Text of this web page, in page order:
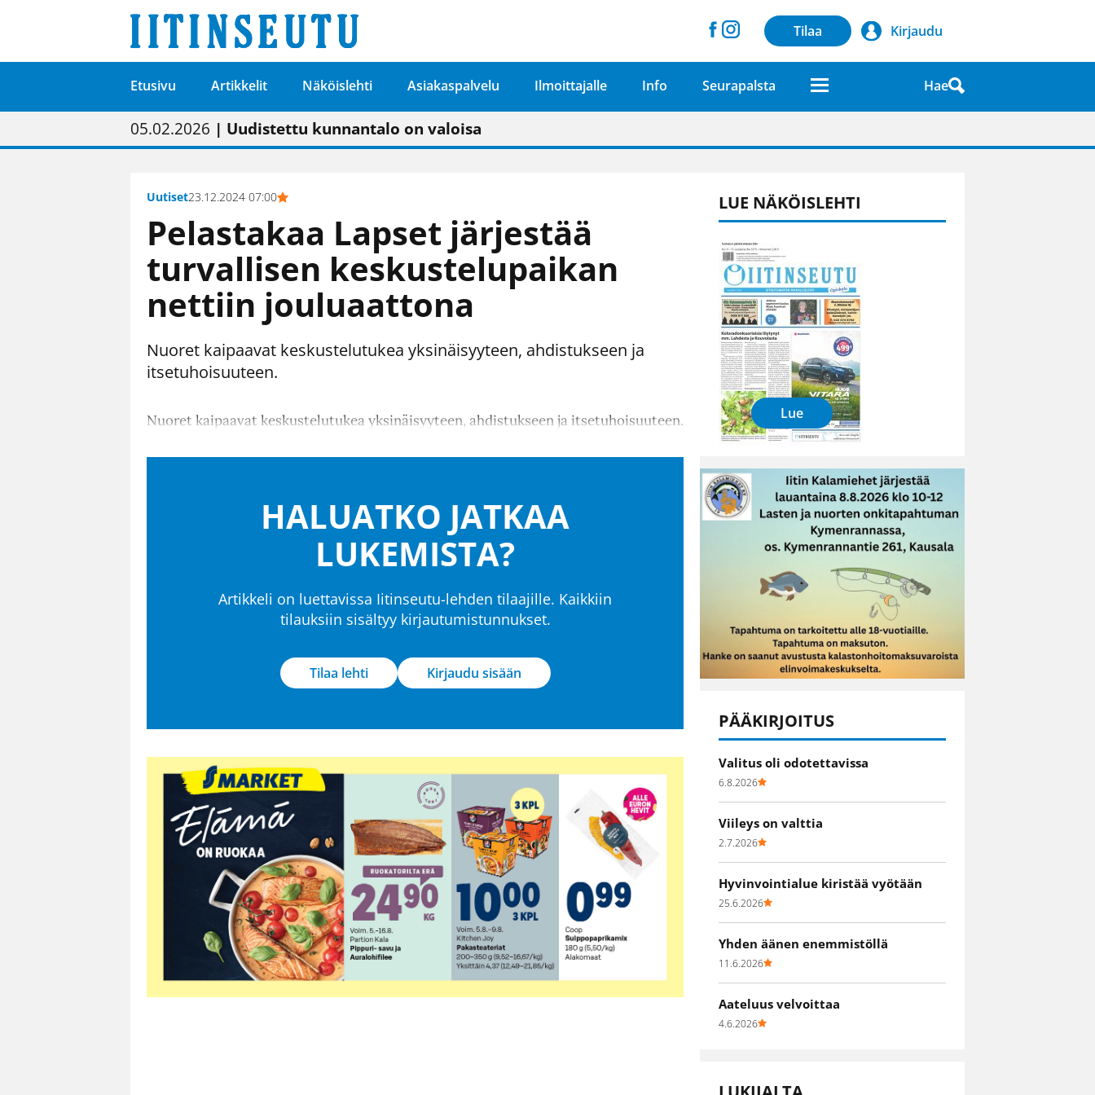
Tilaa Kirjaudu
Etusivu Artikkelit Näköislehti Asiakaspalvelu Ilmoittajalle Info Seurapalsta Hae
01.02.2026 | Painon vaihtumisen pitäisi näkyä hieman parempana painojäljen laatuna lehdessä
05.02.2026 | Uudistettu kunnantalo on valoisa
23.04.2026 | “Olemme käynnistämässä uudelleen keskustavisiotyön”
09.05.2026| "Maalla on totuttu elämään omavaraisemmin kuin kaupungissa"
Uutiset23.12.2024 07:00
Pelastakaa Lapset järjestää
turvallisen keskustelupaikan
nettiin jouluaattona
Nuoret kaipaavat keskustelutukea yksinäisyyteen, ahdistukseen ja
itsetuhoisuuteen.
Nuoret kaipaavat keskustelutukea yksinäisyyteen, ahdistukseen ja itsetuhoisuuteen.
HALUATKO JATKAA
LUKEMISTA?
Artikkeli on luettavissa Iitinseutu-lehden tilaajille. Kaikkiin
tilauksiin sisältyy kirjautumistunnukset.
Tilaa lehti Kirjaudu sisään
LUE NÄKÖISLEHTI
Lue
PÄÄKIRJOITUS
Valitus oli odotettavissa
6.8.2026
Viileys on valttia
2.7.2026
Hyvinvointialue kiristää vyötään
25.6.2026
Yhden äänen enemmistöllä
11.6.2026
Aateluus velvoittaa
4.6.2026